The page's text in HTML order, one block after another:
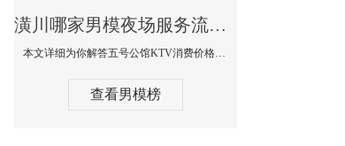
潢川哪家男模夜场服务流程全面-五号公馆KTV消费价格点评
本文详细为你解答五号公馆KTV消费价格，更多关于哪家男模夜场服务流程全面免费咨询150 99997335微信同步！
查看男模榜